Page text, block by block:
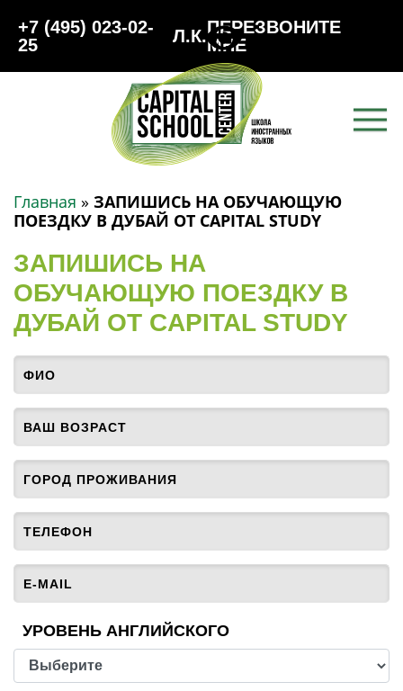
+7 (495) 023-02-
25
Л.К.ПЕРЕЗВОНИТЕ
МНЕ
Главная » ЗАПИШИСЬ НА ОБУЧАЮЩУЮ
ПОЕЗДКУ В ДУБАЙ ОТ CAPITAL STUDY
ЗАПИШИСЬ НА
ОБУЧАЮЩУЮ ПОЕЗДКУ В
ДУБАЙ ОТ CAPITAL STUDY
УРОВЕНЬ АНГЛИЙСКОГО